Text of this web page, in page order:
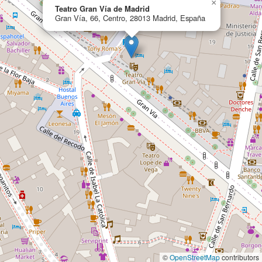
Teatro Gran Vía de Madrid
Gran Vía, 66, Centro, 28013 Madrid, España
×
©OpenStreetMapcontributors